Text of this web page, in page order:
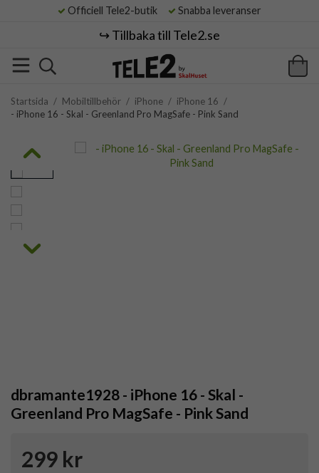
Officiell Tele2-butik Snabba leveranser
↪️ Tillbaka till Tele2.se
Startsida / Mobiltillbehör / iPhone / iPhone 16 /
- iPhone 16 - Skal - Greenland Pro MagSafe - Pink Sand
dbramante1928 - iPhone 16 - Skal -
Greenland Pro MagSafe - Pink Sand
299 kr